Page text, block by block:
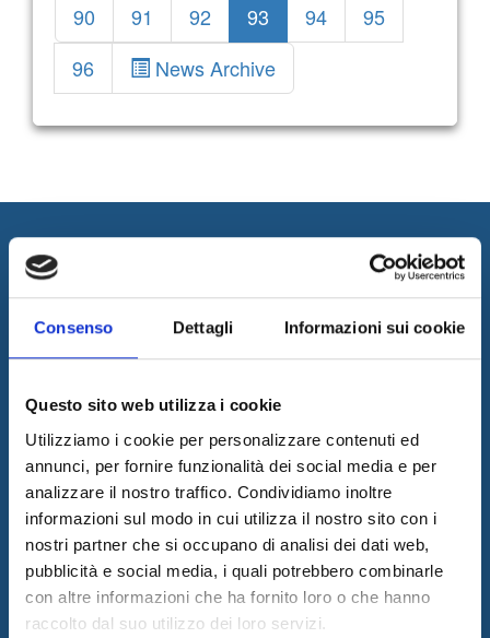
Consenso Dettagli Informazioni sui cookie
Questo sito web utilizza i cookie
Utilizziamo i cookie per personalizzare contenuti ed
annunci, per fornire funzionalità dei social media e per
analizzare il nostro traffico. Condividiamo inoltre
informazioni sul modo in cui utilizza il nostro sito con i
nostri partner che si occupano di analisi dei dati web,
pubblicità e social media, i quali potrebbero combinarle
con altre informazioni che ha fornito loro o che hanno
raccolto dal suo utilizzo dei loro servizi.
90 91 92 93 94
95
96
News Archive
I&I promotes innovation by designing and implementing
services to support its customers businesses. The quality of our
services is guaranteed by the work of a professional team with a
certified long-term experience in the field.
Latest News
05/08/2026
Internet & Idee is Main Sponsor of ECML PKDD 2026
04/08/2026